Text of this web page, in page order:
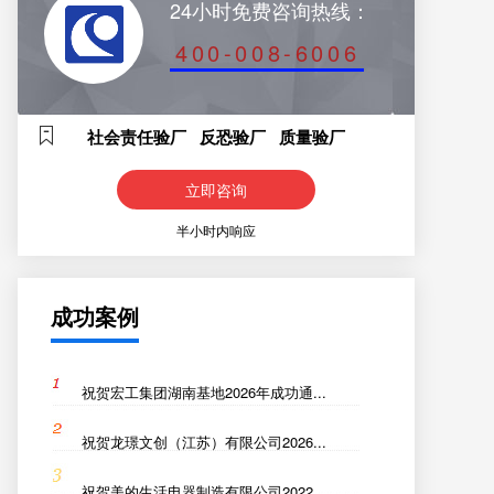
24小时免费咨询热线：
400-008-6006
社会责任验厂 反恐验厂 质量验厂
立即咨询
半小时内响应
成功案例
祝贺宏工集团湖南基地2026年成功通...
祝贺龙璟文创（江苏）有限公司2026...